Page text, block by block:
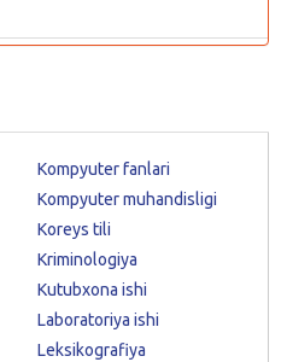
Kompyuter fanlari
Kompyuter muhandisligi
Koreys tili
Kriminologiya
Kutubxona ishi
Laboratoriya ishi
Leksikografiya